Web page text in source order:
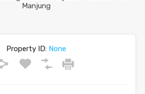
Property ID:None